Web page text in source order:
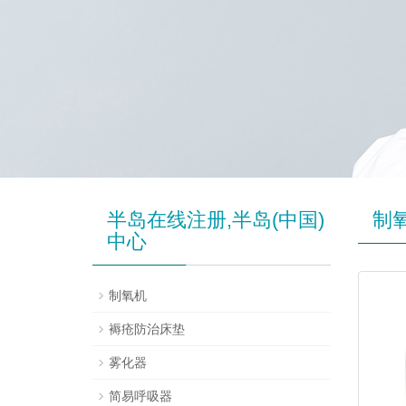
制
半岛在线注册,半岛(中国)
中心
制氧机
褥疮防治床垫
雾化器
简易呼吸器